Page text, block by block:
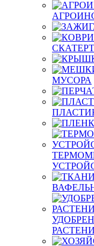
МУСОРА